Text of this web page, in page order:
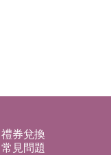
禮券兌換
常見問題